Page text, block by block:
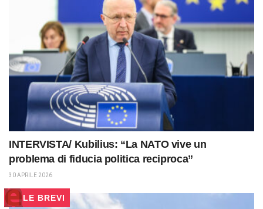
INTERVISTA/ Kubilius: “La NATO vive un
problema di fiducia politica reciproca”
30 APRILE 2026
LE BREVI